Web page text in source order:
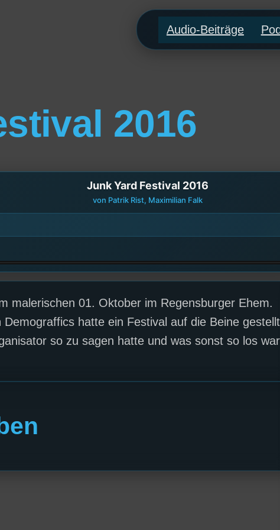
Audio-Beiträge
2016
Junk Yard Festival 2016
von Patrik Rist, Maximilian Falk
malerischen 01. Oktober im Regensburger Ehem.
hatte ein Festival auf die Beine gestellt
so zu sagen hatte und was sonst so los